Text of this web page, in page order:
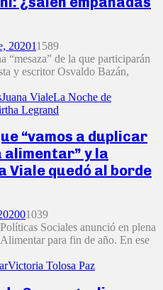
202011589
“mesaza” de la que participarán
y escritor Osvaldo Bazán,
Juana VialeLa Noche de
Legrand
“vamos a duplicar
y la
quedó al borde
01039
Sociales anunció en plena
para fin de año. En ese
Victoria Tolosa Paz